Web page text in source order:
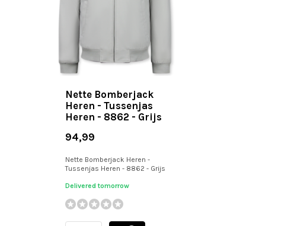
Nette Bomberjack
Heren - Tussenjas
Heren - 8862 - Grijs
94,99
Nette Bomberjack Heren -
Tussenjas Heren - 8862 - Grijs
Delivered tomorrow